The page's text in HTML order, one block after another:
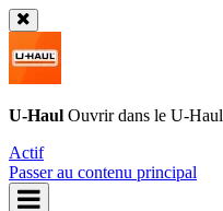
U-Haul Ouvrir dans le U-Haul
Actif
Passer au contenu principal